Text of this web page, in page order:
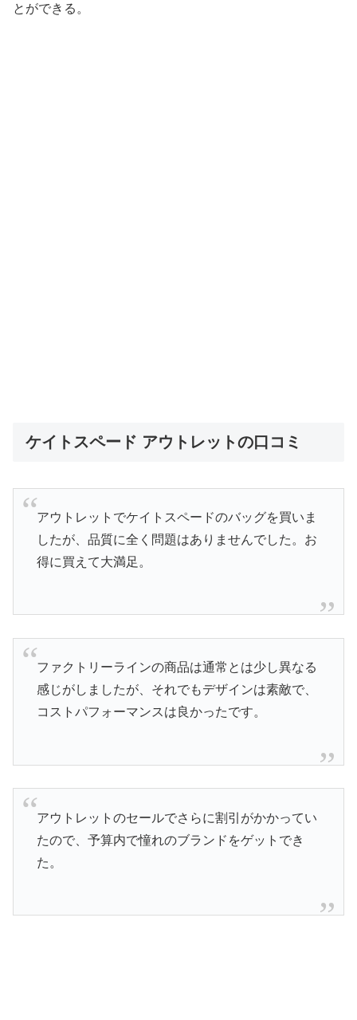
とができる。
ケイトスペード アウトレットの口コミ
アウトレットでケイトスペードのバッグを買いま
したが、品質に全く問題はありませんでした。お
得に買えて大満足。
ファクトリーラインの商品は通常とは少し異なる
感じがしましたが、それでもデザインは素敵で、
コストパフォーマンスは良かったです。
アウトレットのセールでさらに割引がかかってい
たので、予算内で憧れのブランドをゲットでき
た。